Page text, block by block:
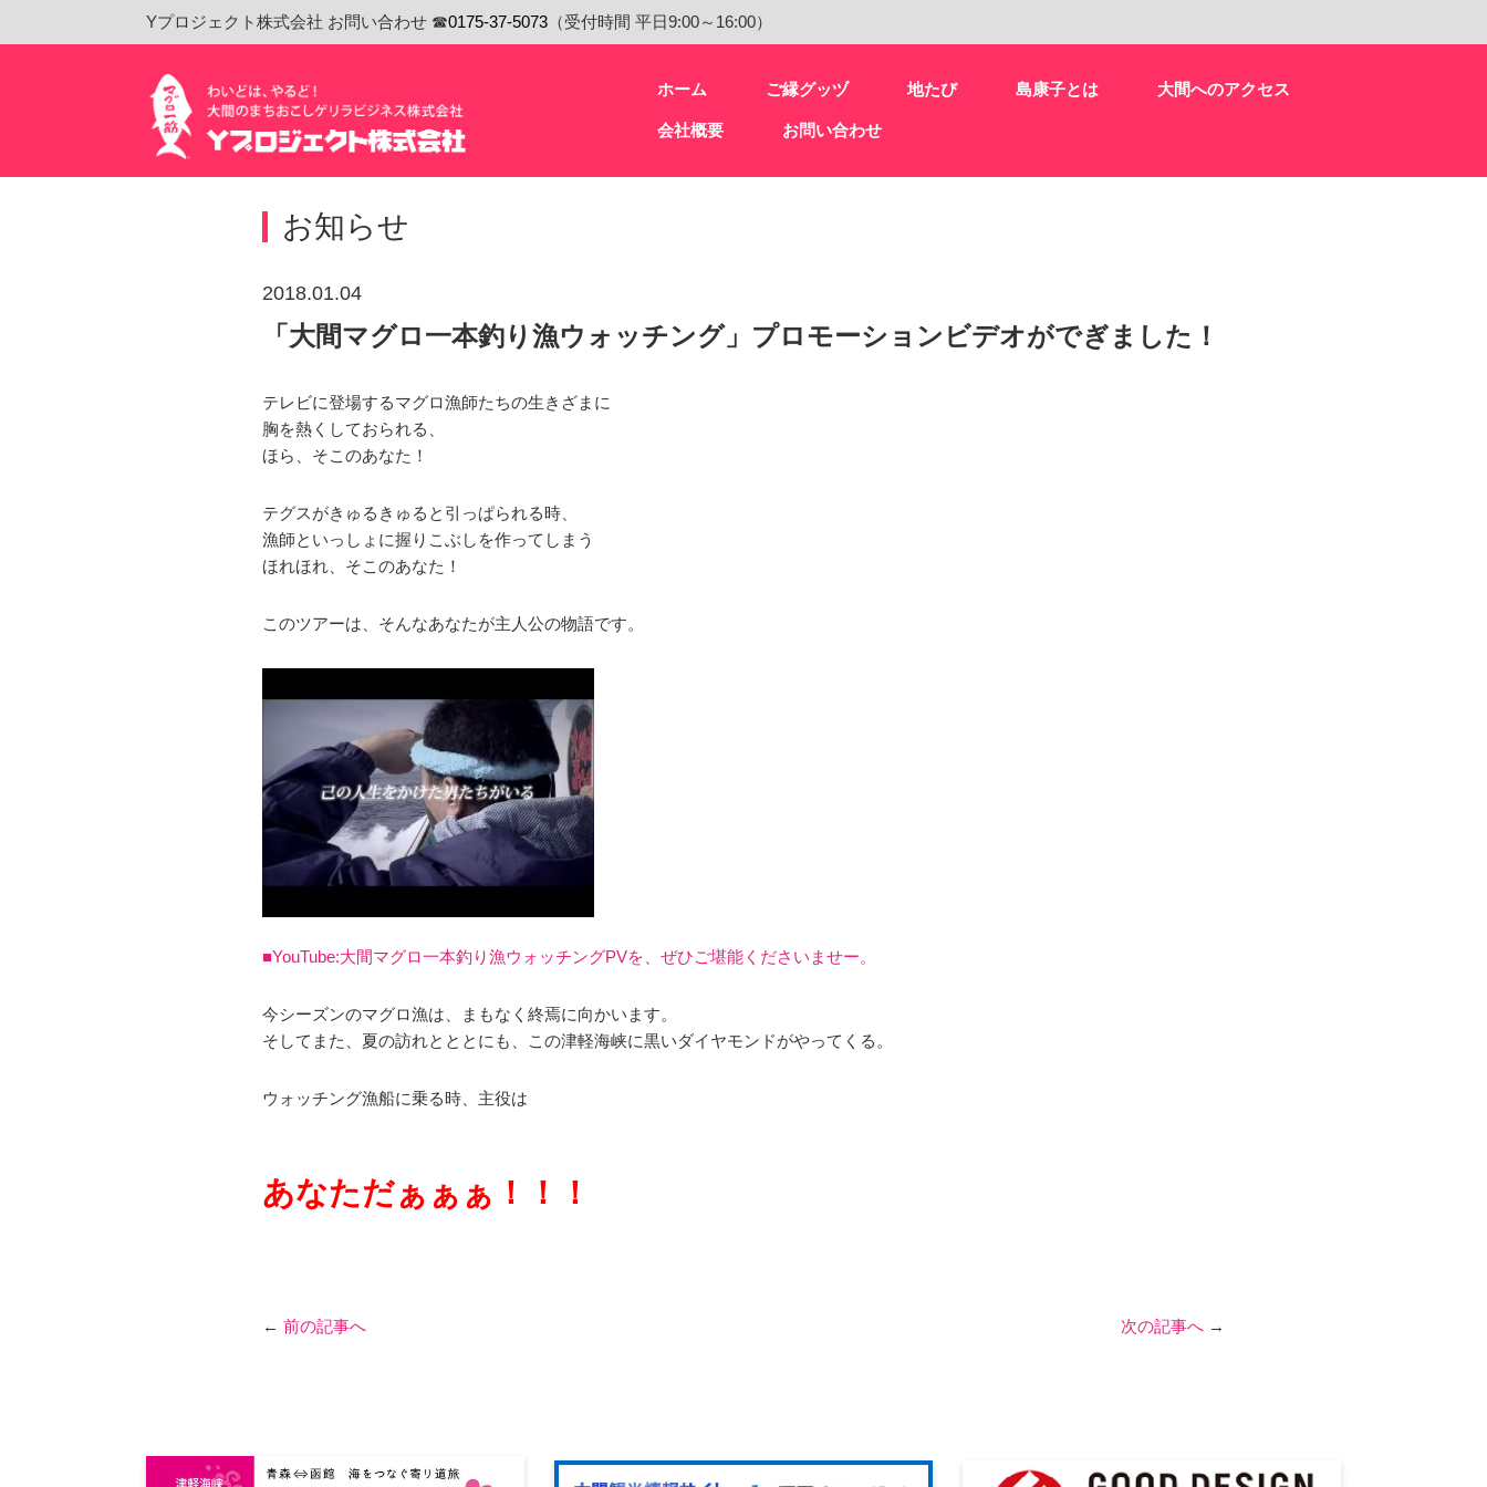
Yプロジェクト株式会社 お問い合わせ ☎0175-37-5073 （受付時間 平日9:00～16:00）
ホーム ご縁グッヅ 地たび 島康子とは 大間へのアクセス
会社概要 お問い合わせ
お知らせ
2018.01.04
「大間マグロ一本釣り漁ウォッチング」プロモーションビデオがでぎました！
テレビに登場するマグロ漁師たちの生きざまに
胸を熱くしておられる、
ほら、そこのあなた！
テグスがきゅるきゅると引っぱられる時、
漁師といっしょに握りこぶしを作ってしまう
ほれほれ、そこのあなた！
このツアーは、そんなあなたが主人公の物語です。
■YouTube:大間マグロ一本釣り漁ウォッチングPVを、ぜひご堪能くださいませー。
今シーズンのマグロ漁は、まもなく終焉に向かいます。
そしてまた、夏の訪れとととにも、この津軽海峡に黒いダイヤモンドがやってくる。
ウォッチング漁船に乗る時、主役は
あなただぁぁぁ！！！
← 前の記事へ 次の記事へ →